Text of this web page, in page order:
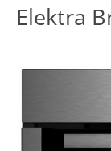
Elektra